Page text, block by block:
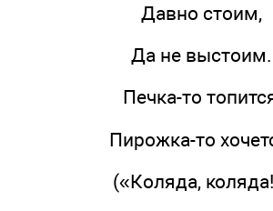
Давно стоим,
Да не выстоим.
Печка-то
Пирожка-то
(«Коляда,